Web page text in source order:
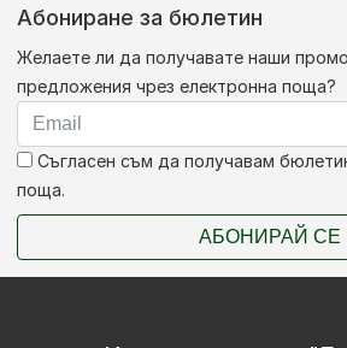
Абониране за бюлетин
Желаете ли да получавате наши
предложения чрез електронна поща?
Съгласен съм да получавам
поща.
АБОНИРАЙ СЕ